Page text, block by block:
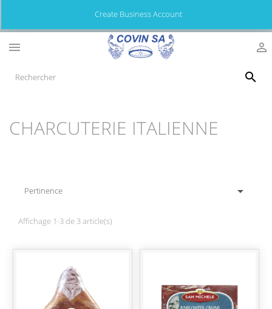
Create Business Account
 

CHARCUTERIE ITALIENNE
Pertinence 
Affichage 1-3 de 3 article(s)